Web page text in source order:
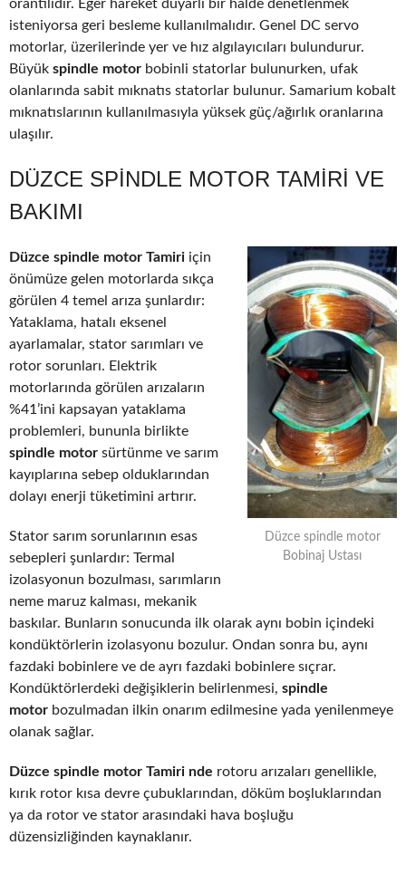
orantılıdır. Eğer hareket duyarlı bir halde denetlenmek
isteniyorsa geri besleme kullanılmalıdır. Genel DC servo
motorlar, üzerilerinde yer ve hız algılayıcıları bulundurur.
Büyük spindle motor bobinli statorlar bulunurken, ufak
olanlarında sabit mıknatıs statorlar bulunur. Samarium kobalt
mıknatıslarının kullanılmasıyla yüksek güç/ağırlık oranlarına
ulaşılır.
DÜZCE SPINDLE MOTOR TAMIRI VE
BAKIMI
Düzce spindle motor
Bobinaj Ustası
Düzce spindle motor Tamiri için
önümüze gelen motorlarda sıkça
görülen 4 temel arıza şunlardır:
Yataklama, hatalı eksenel
ayarlamalar, stator sarımları ve
rotor sorunları. Elektrik
motorlarında görülen arızaların
%41’ini kapsayan yataklama
problemleri, bununla birlikte
spindle motor sürtünme ve sarım
kayıplarına sebep olduklarından
dolayı enerji tüketimini artırır.
Stator sarım sorunlarının esas
sebepleri şunlardır: Termal
izolasyonun bozulması, sarımların
neme maruz kalması, mekanik
baskılar. Bunların sonucunda ilk olarak aynı bobin içindeki
kondüktörlerin izolasyonu bozulur. Ondan sonra bu, aynı
fazdaki bobinlere ve de ayrı fazdaki bobinlere sıçrar.
Kondüktörlerdeki değişiklerin belirlenmesi, spindle
motor bozulmadan ilkin onarım edilmesine yada yenilenmeye
olanak sağlar.
Düzce spindle motor Tamiri nde rotoru arızaları genellikle,
kırık rotor kısa devre çubuklarından, döküm boşluklarından
ya da rotor ve stator arasındaki hava boşluğu
düzensizliğinden kaynaklanır.